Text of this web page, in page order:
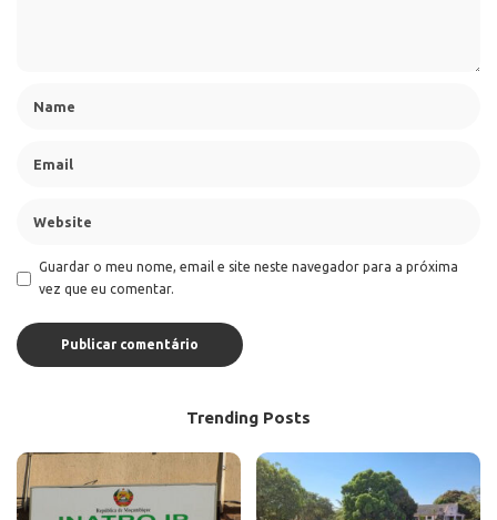
Guardar o meu nome, email e site neste navegador para a próxima
vez que eu comentar.
Trending Posts